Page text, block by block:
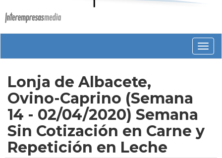
Lonja de Albacete,
Ovino-Caprino (Semana
14 - 02/04/2020) Semana
Sin Cotización en Carne y
Repetición en Leche